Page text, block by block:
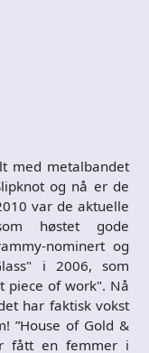
med metalbandet
og nå er de
var de aktuelle
høstet gode
nominert og
i 2006, som
piece of work". Nå
har faktisk vokst
”House of Gold &
fått en femmer i